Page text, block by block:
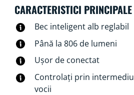
nefiind nevoie de echipamente
CARACTERISTICI
Bec inteligent alb reglabil
Până la 806 de lumeni
Ușor de conectat
Controlați prin
vocii